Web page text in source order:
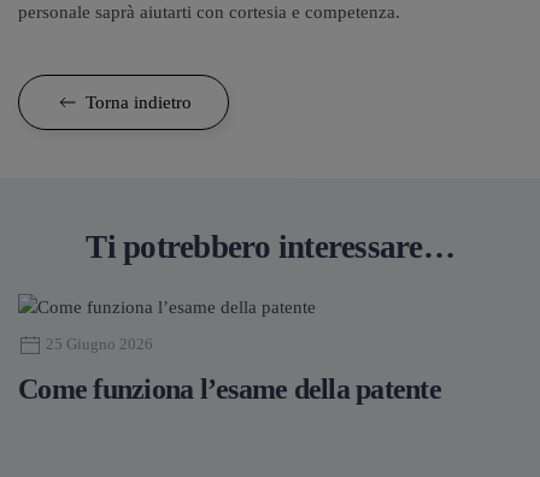
personale saprà aiutarti con cortesia e competenza.
Torna indietro
Ti potrebbero interessare…
25 Giugno 2026
Come funziona l’esame della patente